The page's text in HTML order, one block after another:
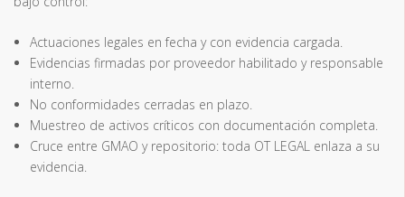
Actuaciones legales en fecha y con evidencia cargada.
Evidencias firmadas por proveedor habilitado y responsable
interno.
No conformidades cerradas en plazo.
Muestreo de activos críticos con documentación completa.
Cruce entre GMAO y repositorio: toda OT LEGAL enlaza a su
evidencia.